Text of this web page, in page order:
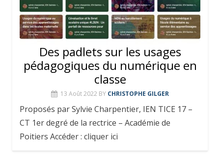
Des padlets sur les usages
pédagogiques du numérique en
classe
13 Août 2022 BY CHRISTOPHE GILGER
Proposés par Sylvie Charpentier, IEN TICE 17 –
CT 1er degré de la rectrice – Académie de
Poitiers Accéder : cliquer ici